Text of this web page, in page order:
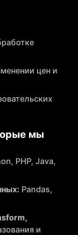
цен и
мы
PHP, Java,
Pandas,
и